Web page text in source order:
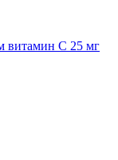
витамин С 25 мг